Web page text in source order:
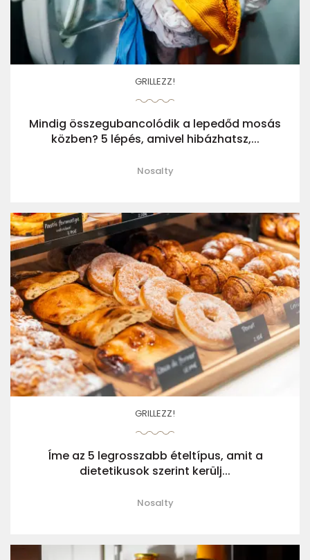
GRILLEZZ!
Mindig összegubancolódik a lepedőd mosás
közben? 5 lépés, amivel hibázhatsz,...
Nosalty
GRILLEZZ!
Íme az 5 legrosszabb ételtípus, amit a
dietetikusok szerint kerülj...
Nosalty